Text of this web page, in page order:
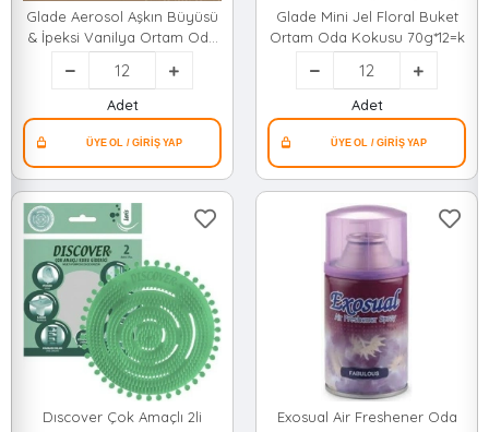
Glade Aerosol Aşkın Büyüsü
& İpeksi Vanilya Ortam Oda
Kokusu Sprey 300ml*12=k
Adet
Glade Mini Jel Floral Buket
Ortam Oda Kokusu 70g*12=k
Adet
Dıscover Çok Amaçlı 2li
Exosual Air Freshener Oda